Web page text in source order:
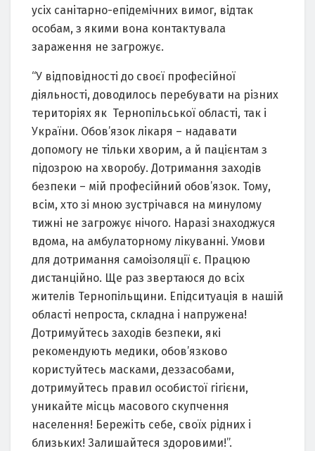
усіх санітарно-епідемічних вимог, відтак
особам, з якими вона контактувала
зараження не загрожує.
“У відповідності до своєї професійної
діяльності, доводилось перебувати на різних
територіях як Тернопільської області, так і
України. Обов’язок лікаря – надавати
допомогу не тільки хворим, а й пацієнтам з
підозрою на хворобу. Дотримання заходів
безпеки – мій професійний обов’язок. Тому,
всім, хто зі мною зустрічався на минулому
тижні не загрожує нічого. Наразі знаходжуся
вдома, на амбулаторному лікуванні. Умови
для дотримання самоізоляції є. Працюю
дистанційно. Ще раз звертаюся до всіх
жителів Тернопільщини. Епідситуація в нашій
області непроста, складна і напружена!
Дотримуйтесь заходів безпеки, які
рекомендують медики, обов’язково
користуйтесь масками, деззасобами,
дотримуйтесь правил особистої гігієни,
уникайте місць масового скупчення
населення! Бережіть себе, своїх рідних і
близьких! Залишайтеся здоровими!”.